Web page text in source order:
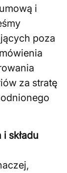
i
poza
za stratę
składu